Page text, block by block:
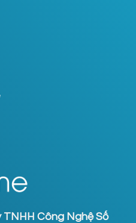
Công Nghệ Số